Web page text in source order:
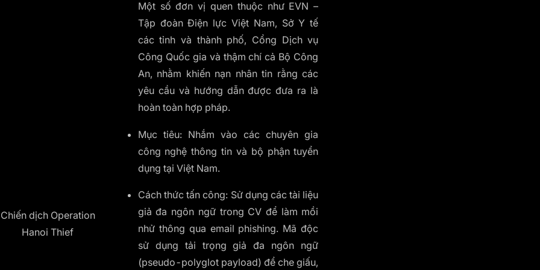
Một số đơn vị quen thuộc như EVN –
Tập đoàn Điện lực Việt Nam, Sở Y tế
các tỉnh và thành phố, Cổng Dịch vụ
Công Quốc gia và thậm chí cả Bộ Công
An, nhằm khiến nạn nhân tin rằng các
yêu cầu và hướng dẫn được đưa ra là
hoàn toàn hợp pháp.
Chiến dịch Operation
Hanoi Thief
Mục tiêu: Nhắm vào các chuyên gia
công nghệ thông tin và bộ phận tuyển
dụng tại Việt Nam.
Cách thức tấn công: Sử dụng các tài liệu
giả đa ngôn ngữ trong CV để làm mồi
nhử thông qua email phishing. Mã độc
sử dụng tải trọng giả đa ngôn ngữ
(pseudo-polyglot payload) để che giấu,